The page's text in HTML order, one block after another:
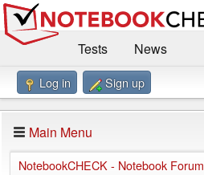
Tests
News
Benchmarks / Technik
Forum
Impressum
Log in Sign up
Main Menu
NotebookCHECK - Notebook Forum